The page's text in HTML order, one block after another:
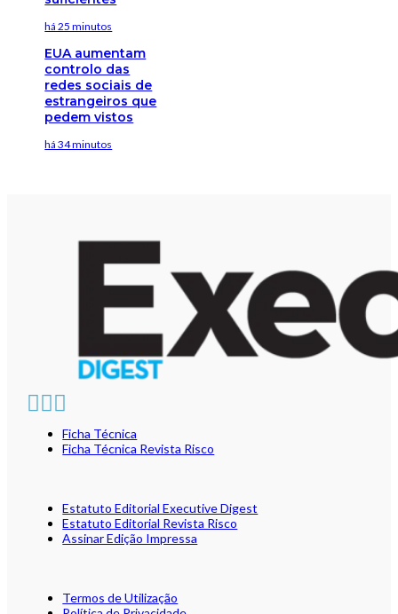
há 25 minutos
EUA aumentam
controlo das
redes sociais de
estrangeiros que
pedem vistos
há 34 minutos
Ficha Técnica
Ficha Técnica Revista Risco
Estatuto Editorial Executive Digest
Estatuto Editorial Revista Risco
Assinar Edição Impressa
Termos de Utilização